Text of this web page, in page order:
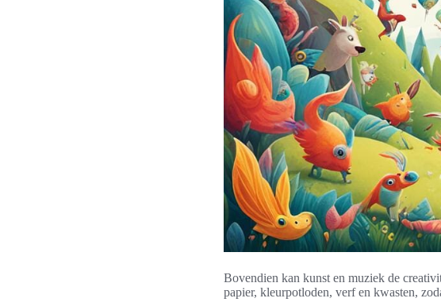
Bovendien kan kunst en muziek de
papier, kleurpotloden, verf en kwasten,